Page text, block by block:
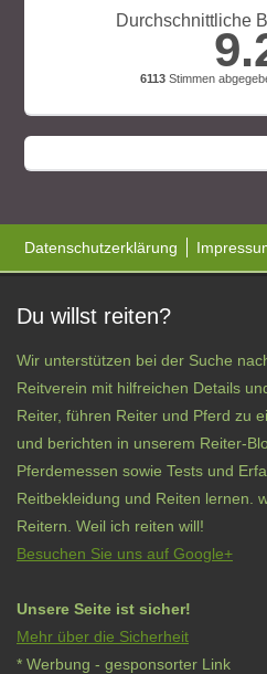
Durchschnittliche
6113Stimmen
Datenschutzerklärung
Du willst reiten?
Wir unterstützen bei der Suche
Reitverein mit hilfreichen Details
Reiter, führen Reiter und Pferd zu
und berichten in unserem Reiter-
Pferdemessen sowie Tests und
Reitbekleidung und Reiten lernen.
Reitern. Weil ich reiten will!
Besuchen Sie uns auf Google+
Unsere Seite ist sicher!
Mehr über die Sicherheit
* Werbung - gesponsorter Link